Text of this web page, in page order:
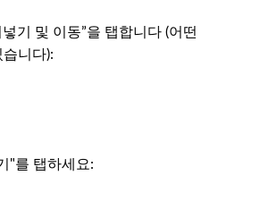
기 및 이동”을 탭합니다 (어떤
니다):
"를 탭하세요: